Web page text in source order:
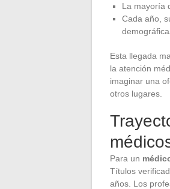
La mayoría
Cada año,
Esta llegada
la atención
imaginar una
otros lugares.
Para un
Títulos
años. Los